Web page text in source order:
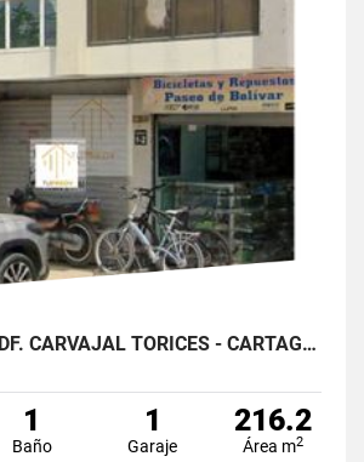
LOCAL NO 01 EDF. CARVAJAL TORICES - CARTAGENA
1
Baño
1
Garaje
216.2
Área m2